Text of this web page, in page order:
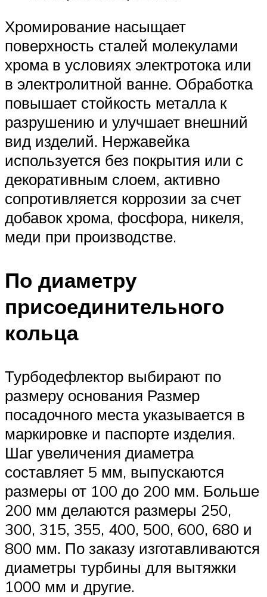
Хромирование насыщает
поверхность сталей молекулами
хрома в условиях электротока или
в электролитной ванне. Обработка
повышает стойкость металла к
разрушению и улучшает внешний
вид изделий. Нержавейка
используется без покрытия или с
декоративным слоем, активно
сопротивляется коррозии за счет
добавок хрома, фосфора, никеля,
меди при производстве.
По диаметру
присоединительного
кольца
Турбодефлектор выбирают по
размеру основания Размер
посадочного места указывается в
маркировке и паспорте изделия.
Шаг увеличения диаметра
составляет 5 мм, выпускаются
размеры от 100 до 200 мм. Больше
200 мм делаются размеры 250,
300, 315, 355, 400, 500, 600, 680 и
800 мм. По заказу изготавливаются
диаметры турбины для вытяжки
1000 мм и другие.